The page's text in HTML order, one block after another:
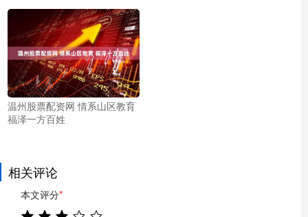
温州股票配资网 情系山区教育
福泽一方百姓
相关评论
本文评分*